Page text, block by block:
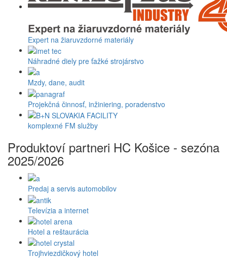
Expert na žiaruvzdorné materiály
Náhradné diely pre ťažké strojárstvo
Mzdy, dane, audit
Projekčná činnosť, inžiniering, poradenstvo
komplexné FM služby
Produktoví partneri HC Košice - sezóna
2025/2026
Predaj a servis automobilov
Televízia a internet
Hotel a reštaurácia
Trojhviezdičkový hotel